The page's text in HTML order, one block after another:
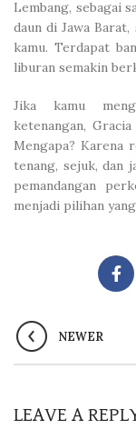
Lembang, sebagai
daun di Jawa
kamu. Terdapat
liburan semakin
Jika kamu
ketenangan,
Mengapa? Karena
tenang, sejuk, dan
pemandangan
menjadi pilihan
NEWER
LEAVE A